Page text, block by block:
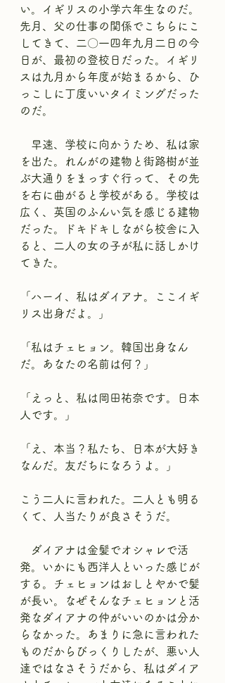
い。イギリスの小学六年生なのだ。
先月、父の仕事の関係でこちらにこ
してきて、二〇一四年九月二日の今
日が、最初の登校日だった。イギリ
スは九月から年度が始まるから、ひ
っこしに丁度いいタイミングだった
のだ。
早速、学校に向かうため、私は家
を出た。れんがの建物と街路樹が並
ぶ大通りをまっすぐ行って、その先
を右に曲がると学校がある。学校は
広く、英国のふんい気を感じる建物
だった。ドキドキしながら校舎に入
ると、二人の女の子が私に話しかけ
てきた。
「ハーイ、私はダイアナ。ここイギ
リス出身だよ。」
「私はチェヒョン。韓国出身なん
だ。あなたの名前は何？」
「えっと、私は岡田祐奈です。日本
人です。」
「え、本当？私たち、日本が大好き
なんだ。友だちになろうよ。」
こう二人に言われた。二人とも明る
くて、人当たりが良さそうだ。
ダイアナは金髪でオシャレで活
発。いかにも西洋人といった感じが
する。チェヒョンはおしとやかで髪
が長い。なぜそんなチェヒョンと活
発なダイアナの仲がいいのかは分か
らなかった。あまりに急に言われた
ものだからびっくりしたが、悪い人
達ではなさそうだから、私はダイア